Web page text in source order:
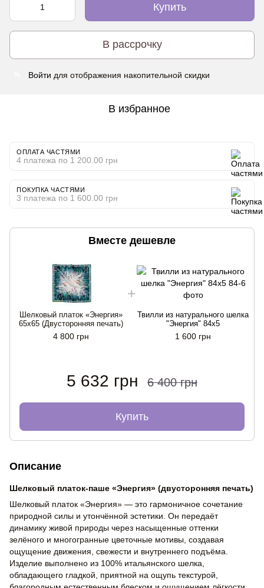
Купить
В рассрочку
Войти для отображения накопительной скидки
В избранное
ОПЛАТА ЧАСТЯМИ
4 платежа по 1 200.00 грн
ПОКУПКА ЧАСТЯМИ
3 платежа по 1 600.00 грн
Вместе дешевле
Шелковый платок «Энергия»
65x65 (Двусторонняя печать)
4 800 грн
Твилли из натурального шелка
"Энергия" 84x5
1 600 грн
5 632 грн 6 400 грн
Купить
Описание
Шелковый платок-паше «Энергия» (двусторонняя печать)
Шелковый платок «Энергия» — это гармоничное сочетание
природной силы и утончённой эстетики. Он передаёт
динамику живой природы через насыщенные оттенки
зелёного и многогранные цветочные мотивы, создавая
ощущение движения, свежести и внутреннего подъёма.
Изделие выполнено из 100% итальянского шелка,
обладающего гладкой, приятной на ощупь текстурой,